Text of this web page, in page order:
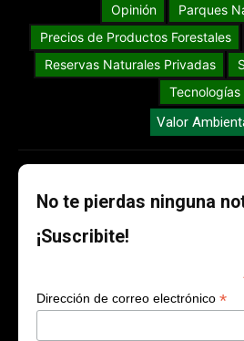
Opinión
Parques
Precios de Productos Forestales
Reservas Naturales Privadas
Tecnologías
Valor
No te pierdas ninguna
¡Suscribite!
Dirección de correo electrónico *